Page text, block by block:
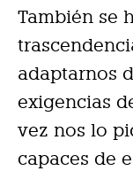
También se
adaptarnos
exigencias
vez nos lo
capaces de